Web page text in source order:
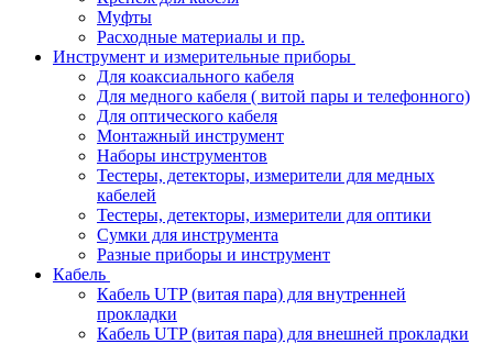
Муфты
Расходные материалы и пр.
Инструмент и измерительные приборы
Для коаксиального кабеля
Для медного кабеля ( витой пары и телефонного)
Для оптического кабеля
Монтажный инструмент
Наборы инструментов
Тестеры, детекторы, измерители для медных
кабелей
Тестеры, детекторы, измерители для оптики
Сумки для инструмента
Разные приборы и инструмент
Кабель
Кабель UTP (витая пара) для внутренней
прокладки
Кабель UTP (витая пара) для внешней прокладки